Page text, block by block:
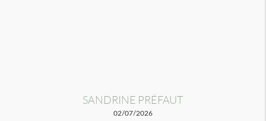
SANDRINE PRÉFAUT
02/07/2026